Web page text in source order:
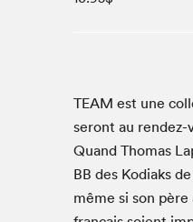
La lecture en
Le grand jeu de
de Montréal
Lettres
Louisiane
TEAM est une
seront au ren­dez-
Quand Thomas
BB des Kodi­aks
même si son